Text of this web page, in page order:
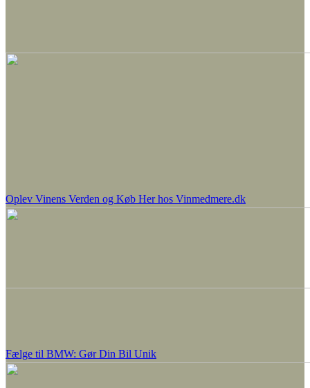
Oplev Vinens Verden og Køb Her hos Vinmedmere.dk
Fælge til BMW: Gør Din Bil Unik